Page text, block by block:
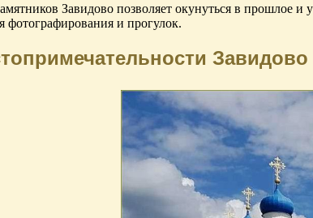
Завидово позволяет окунуться в прошлое
фотографирования и прогулок.
Завидово